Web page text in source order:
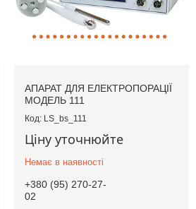
АПАРАТ ДЛЯ ЕЛЕКТРОПОРАЦІЇ
МОДЕЛЬ 111
LS_bs_111
Ціну уточнюйте
Немає в наявності
+380 (95) 270-27-
02